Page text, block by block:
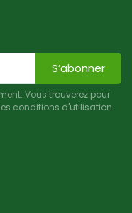
S’abonner
Vous trouverez pour
conditions d'utilisation